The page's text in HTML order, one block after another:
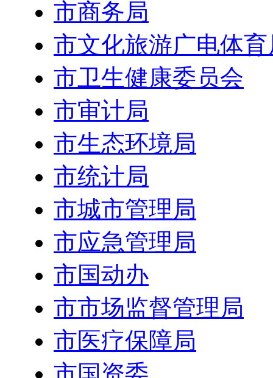
市商务局
市文化旅游广电体育
市卫生健康委员会
市审计局
市生态环境局
市统计局
市城市管理局
市应急管理局
市国动办
市市场监督管理局
市医疗保障局